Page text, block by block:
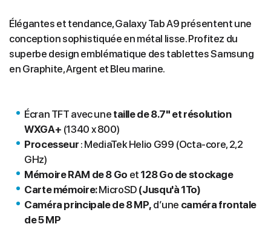
Élégantes et tendance, Galaxy Tab A9 présentent une
conception sophistiquée en métal lisse. Profitez du
superbe design emblématique des tablettes Samsung
en Graphite, Argent et Bleu marine.
Écran TFT avec une taille de 8.7" et résolution
WXGA+ (1340 x 800)
Processeur : MediaTek Helio G99 (Octa-core, 2,2
GHz)
Mémoire RAM de 8 Go et 128Go de stockage
Carte mémoire:MicroSD(Jusqu'à 1To)
Caméra principale de 8 MP, d’une caméra frontale
de 5 MP